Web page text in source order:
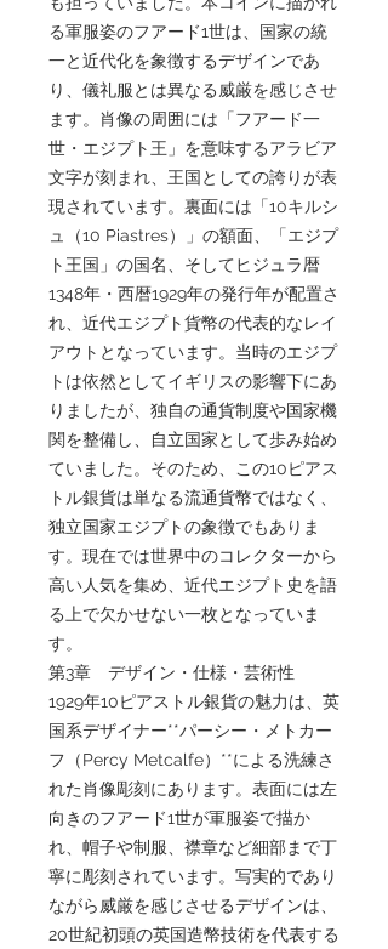
る軍服姿のフアード1世は、国家の統
一と近代化を象徴するデザインであ
り、儀礼服とは異なる威厳を感じさせ
ます。肖像の周囲には「フアード一
世・エジプト王」を意味するアラビア
文字が刻まれ、王国としての誇りが表
現されています。裏面には「10キルシ
ュ（10 Piastres）」の額面、「エジプ
ト王国」の国名、そしてヒジュラ暦
1348年・西暦1929年の発行年が配置さ
れ、近代エジプト貨幣の代表的なレイ
アウトとなっています。当時のエジプ
トは依然としてイギリスの影響下にあ
りましたが、独自の通貨制度や国家機
関を整備し、自立国家として歩み始め
ていました。そのため、この10ピアス
トル銀貨は単なる流通貨幣ではなく、
独立国家エジプトの象徴でもありま
す。現在では世界中のコレクターから
高い人気を集め、近代エジプト史を語
る上で欠かせない一枚となっていま
す。
第3章 デザイン・仕様・芸術性
1929年10ピアストル銀貨の魅力は、英
国系デザイナー**パーシー・メトカー
フ（Percy Metcalfe）**による洗練さ
れた肖像彫刻にあります。表面には左
向きのフアード1世が軍服姿で描か
れ、帽子や制服、襟章など細部まで丁
寧に彫刻されています。写実的であり
ながら威厳を感じさせるデザインは、
20世紀初頭の英国造幣技術を代表する